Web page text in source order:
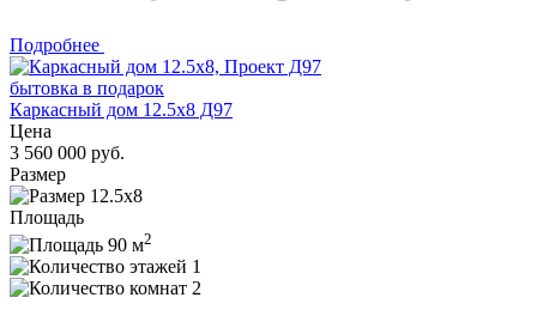
Подробнее
бытовка в подарок
Каркасный дом 12.5х8 Д97
Цена
3 560 000 руб.
Размер
12.5х8
Площадь
90 м2
1
2